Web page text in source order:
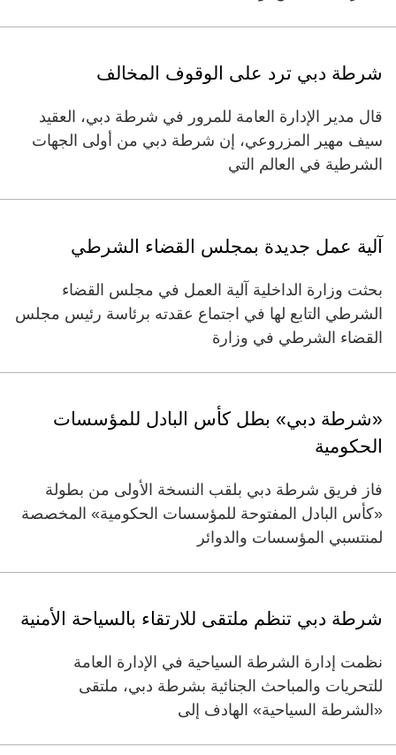
شرطة دبي ترد على الوقوف المخالف
قال مدير الإدارة العامة للمرور في شرطة دبي، العقيد
سيف مهير المزروعي، إن شرطة دبي من أولى الجهات
الشرطية في العالم التي
آلية عمل جديدة بمجلس القضاء الشرطي
بحثت وزارة الداخلية آلية العمل في مجلس القضاء
الشرطي التابع لها في اجتماع عقدته برئاسة رئيس مجلس
القضاء الشرطي في وزارة
«شرطة دبي» بطل كأس البادل للمؤسسات
الحكومية
فاز فريق شرطة دبي بلقب النسخة الأولى من بطولة
«كأس البادل المفتوحة للمؤسسات الحكومية» المخصصة
لمنتسبي المؤسسات والدوائر
شرطة دبي تنظم ملتقى للارتقاء بالسياحة الأمنية
نظمت إدارة الشرطة السياحية في الإدارة العامة
للتحريات والمباحث الجنائية بشرطة دبي، ملتقى
«الشرطة السياحية» الهادف إلى